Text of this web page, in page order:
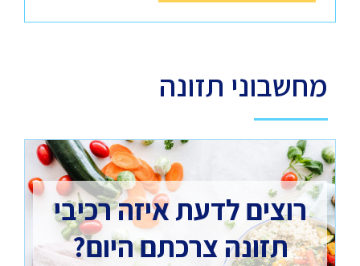
מחשבוני תזונה
רוצים לדעת איזה רכיבי
תזונה צרכתם היום?